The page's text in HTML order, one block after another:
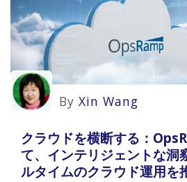
By Xin Wang
クラウドを横断する：
て、インテリジェントな洞
ルタイムのクラウド運用を